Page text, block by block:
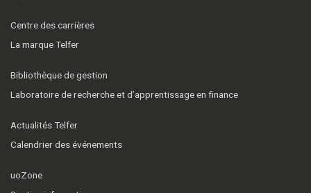
Centre des carrières
La marque Telfer
Bibliothèque de gestion
Laboratoire de recherche et d’apprentissage en finance
Actualités Telfer
Calendrier des événements
uoZone